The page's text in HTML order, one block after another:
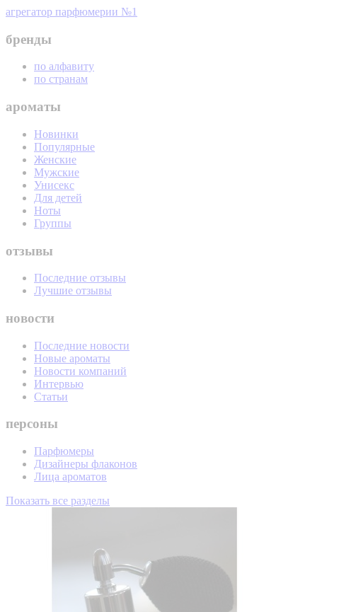
агрегатор парфюмерии №1
бренды
по алфавиту
по странам
ароматы
Новинки
Популярные
Женские
Мужские
Унисекс
Для детей
Ноты
Группы
отзывы
Последние отзывы
Лучшие отзывы
новости
Последние новости
Новые ароматы
Новости компаний
Интервью
Статьи
персоны
Парфюмеры
Дизайнеры флаконов
Лица ароматов
Показать все разделы